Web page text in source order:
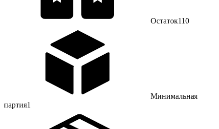
Остаток110
Минимальная
партия1